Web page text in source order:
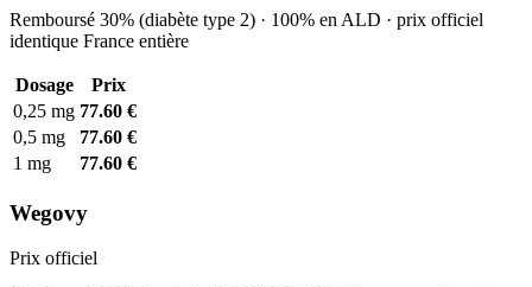
Remboursé 30% (diabète type 2) · 100% en ALD · prix officiel
identique France entière
Dosage
Prix
0,25 mg 77.60 €
0,5 mg
77.60 €
1 mg
77.60 €
Wegovy
Prix officiel